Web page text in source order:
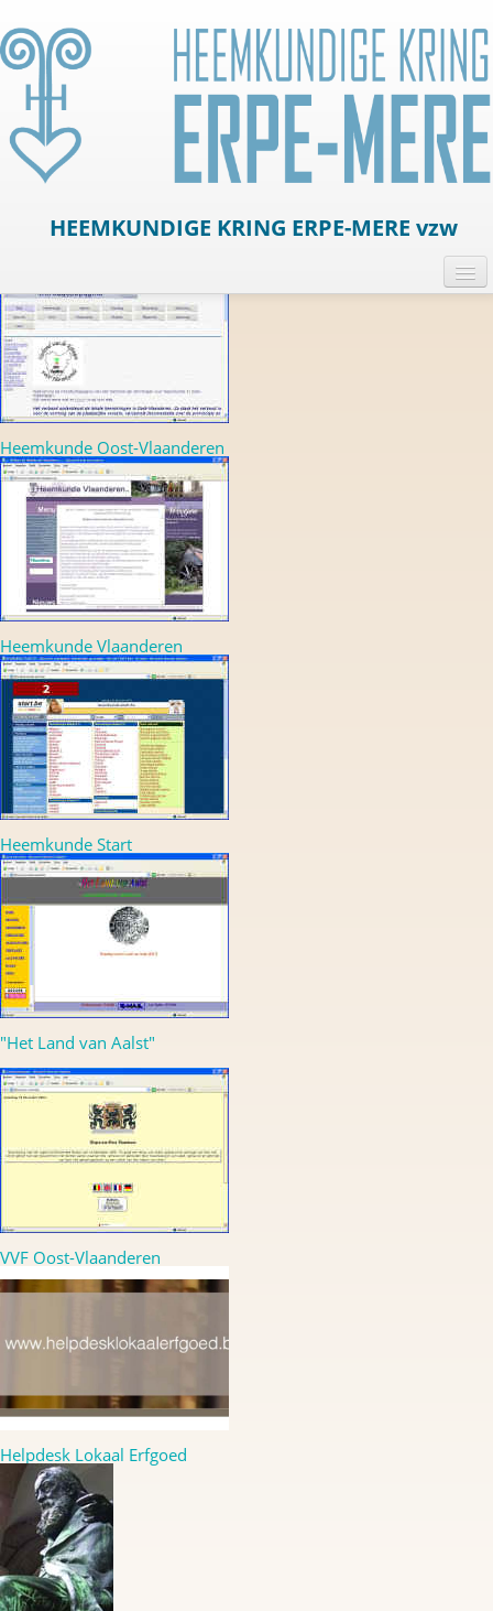
HEEMKUNDIGE KRING ERPE-MERE vzw
Heemkunde Oost-Vlaanderen
Heemkunde Vlaanderen
Heemkunde Start
"Het Land van Aalst"
VVF Oost-Vlaanderen
Helpdesk Lokaal Erfgoed